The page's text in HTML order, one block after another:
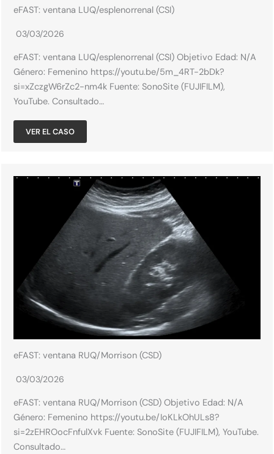
eFAST: ventana LUQ/esplenorrenal (CSI)
03/03/2026
eFAST: ventana LUQ/esplenorrenal (CSI) Objetivo Edad: N/A​
Género: Femenino​ https://youtu.be/5m_4RT-2bDk?
si=xZczgW6rZc2-nm4k Fuente: SonoSite (FUJIFILM),
YouTube. Consultado…
VER EL CASO
eFAST: ventana RUQ/Morrison (CSD)
03/03/2026
eFAST: ventana RUQ/Morrison (CSD) Objetivo Edad: N/A​
Género: Femenino​ https://youtu.be/IoKLkOhULs8?
si=2zEHROocFnfulXvk Fuente: SonoSite (FUJIFILM), YouTube.
Consultado…